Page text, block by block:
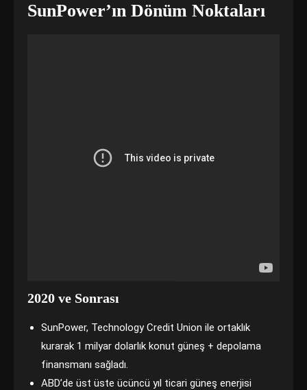
SunPower’ın Dönüm Noktaları
2020 ve Sonrası
SunPower, Technology Credit Union ile ortaklık
kurarak 1 milyar dolarlık konut güneş + depolama
finansmanı sağladı.
ABD’de üst üste ücüncü yıl ticari güneş enerjisi